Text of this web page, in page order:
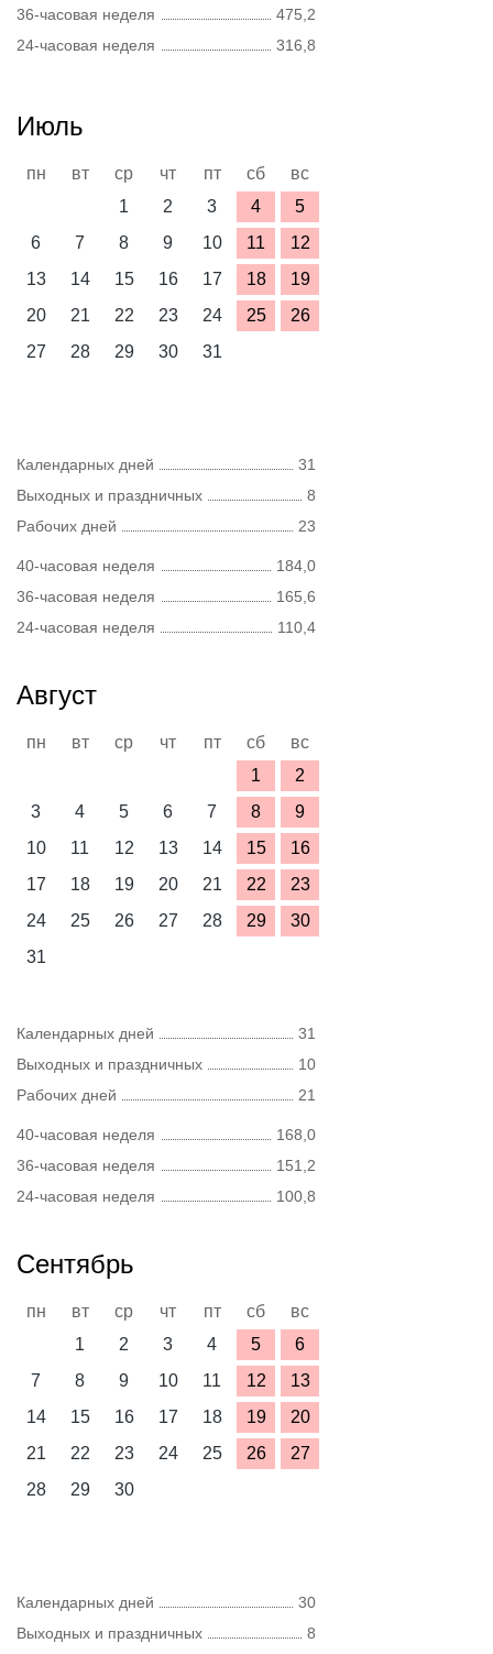
36-часовая неделя
475,2
24-часовая неделя
316,8
Июль
пн вт ср чт пт сб
вс
1
2 3 4
5
6
7 8 9 10 11
12
13
14 15 16 17 18
19
20
21 22 23 24 25
26
27
28 29 30 31
Календарных дней
31
Выходных и праздничных
8
Рабочих дней
23
40-часовая неделя
184,0
36-часовая неделя
165,6
24-часовая неделя
110,4
Август
пн вт ср чт пт сб
вс
1
2
3
4 5 6 7 8
9
10
11 12 13 14 15
16
17
18 19 20 21 22
23
24
25 26 27 28 29
30
31
Календарных дней
31
Выходных и праздничных
10
Рабочих дней
21
40-часовая неделя
168,0
36-часовая неделя
151,2
24-часовая неделя
100,8
Сентябрь
пн вт ср чт пт сб
вс
1
2 3 4 5
6
7
8 9 10 11 12
13
14
15 16 17 18 19
20
21
22 23 24 25 26
27
28
29 30
Календарных дней
30
Выходных и праздничных
8